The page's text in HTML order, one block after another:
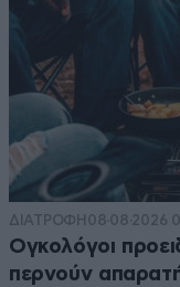
ΔΙΑΤΡΟΦΗ 08·08·2026
Ογκολόγοι
περνούν